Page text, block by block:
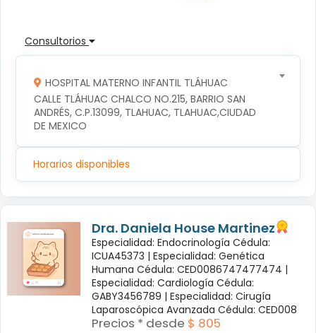
Consultorios
HOSPITAL MATERNO INFANTIL TLÁHUAC
CALLE TLÁHUAC CHALCO NO.215, BARRIO SAN
ANDRÉS, C.P.13099, TLAHUAC, TLAHUAC,CIUDAD
DE MEXICO
Horarios disponibles
Dra. Daniela House Martinez
Especialidad: Endocrinología Cédula:
ICUA45373 | Especialidad: Genética
Humana Cédula: CED0086747477474 |
Especialidad: Cardiología Cédula:
GABY3456789 | Especialidad: Cirugía
Laparoscópica Avanzada Cédula: CED008
Precios * desde $ 805